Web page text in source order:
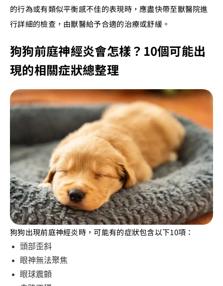
的行為或有類似平衡感不佳的表現時，應盡快帶至獸醫院進
行詳細的檢查，由獸醫給予合適的治療或舒緩。
狗狗前庭神經炎會怎樣？10個可能出
現的相關症狀總整理
狗狗出現前庭神經炎時，可能有的症狀包含以下10項：
頭部歪斜
眼神無法聚焦
眼球震顫